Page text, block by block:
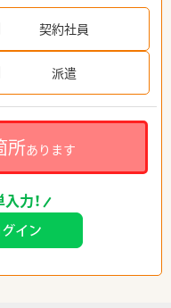
契約社員
派遣
所あります
力！